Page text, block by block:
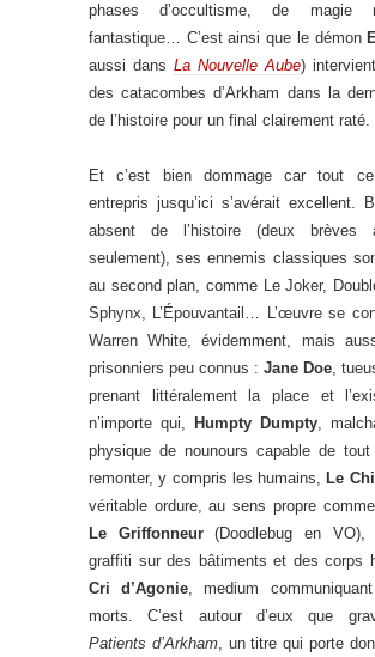
phases d’occultisme, de magie
fantastique… C’est ainsi que le démon
aussi dans La Nouvelle Aube)
des catacombes d’Arkham dans la
de l’histoire pour un final clairement raté.
Et c’est bien dommage car tout
entrepris jusqu’ici s’avérait excellent.
absent de l’histoire (deux brèves
seulement), ses ennemis classiques
au second plan, comme Le Joker,
Sphynx, L’Épouvantail… L’œuvre se
Warren White, évidemment, mais
prisonniers peu connus : Jane Doe,
prenant littéralement la place et
n’importe qui,
Humpty Dumpty,
physique de nounours capable de
remonter, y compris les humains, Le
véritable ordure, au sens propre
Le Griffonneur(Doodlebug en VO),
graffiti sur des bâtiments et des corps
Cri d’Agonie, medium
morts. C’est autour d’eux que
Patients d’Arkham, un titre qui porte